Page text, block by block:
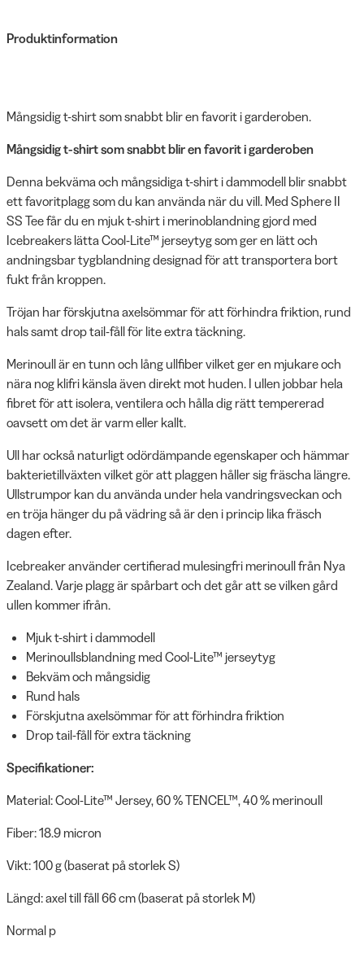
Produktinformation
Mångsidig t-shirt som snabbt blir en favorit i garderoben.
Mångsidig t-shirt som snabbt blir en favorit i garderoben
Denna bekväma och mångsidiga t-shirt i dammodell blir snabbt
ett favoritplagg som du kan använda när du vill. Med Sphere II
SS Tee får du en mjuk t-shirt i merinoblandning gjord med
Icebreakers lätta Cool-Lite™ jerseytyg som ger en lätt och
andningsbar tygblandning designad för att transportera bort
fukt från kroppen.
Tröjan har förskjutna axelsömmar för att förhindra friktion, rund
hals samt drop tail-fåll för lite extra täckning.
Merinoull är en tunn och lång ullfiber vilket ger en mjukare och
nära nog klifri känsla även direkt mot huden. I ullen jobbar hela
fibret för att isolera, ventilera och hålla dig rätt tempererad
oavsett om det är varm eller kallt.
Ull har också naturligt odördämpande egenskaper och hämmar
bakterietillväxten vilket gör att plaggen håller sig fräscha längre.
Ullstrumpor kan du använda under hela vandringsveckan och
en tröja hänger du på vädring så är den i princip lika fräsch
dagen efter.
Icebreaker använder certifierad mulesingfri merinoull från Nya
Zealand. Varje plagg är spårbart och det går att se vilken gård
ullen kommer ifrån.
Mjuk t-shirt i dammodell
Merinoullsblandning med Cool-Lite™ jerseytyg
Bekväm och mångsidig
Rund hals
Förskjutna axelsömmar för att förhindra friktion
Drop tail-fåll för extra täckning
Specifikationer:
Material: Cool-Lite™ Jersey, 60 % TENCEL™, 40 % merinoull
Fiber: 18.9 micron
Vikt: 100 g (baserat på storlek S)
Längd: axel till fåll 66 cm (baserat på storlek M)
Normal p